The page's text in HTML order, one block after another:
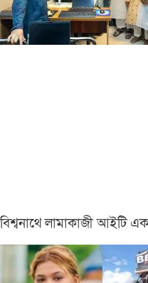
বিশ্বনাথে লামাকাজী আইটি